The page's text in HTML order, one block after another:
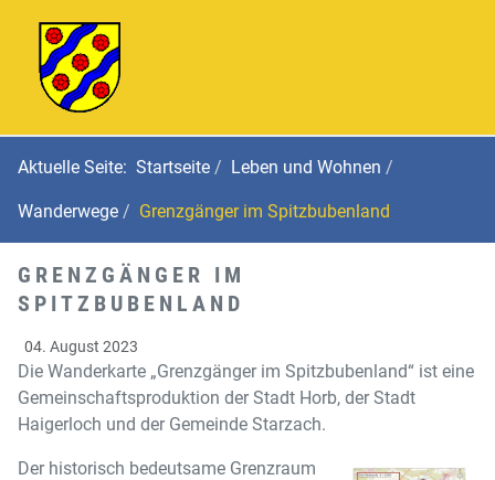
Aktuelle Seite: Startseite Leben und Wohnen
Wanderwege Grenzgänger im Spitzbubenland
GRENZGÄNGER IM
SPITZBUBENLAND
04. August 2023
Die Wanderkarte „Grenzgänger im Spitzbubenland“ ist eine
Gemeinschaftsproduktion der Stadt Horb, der Stadt
Haigerloch und der Gemeinde Starzach.
Der historisch bedeutsame Grenzraum